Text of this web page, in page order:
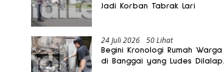
Jadi Korban Tabrak Lari
24 Juli 2026 50 Lihat
Begini Kronologi Rumah Warga
di Banggai yang Ludes Dilalap